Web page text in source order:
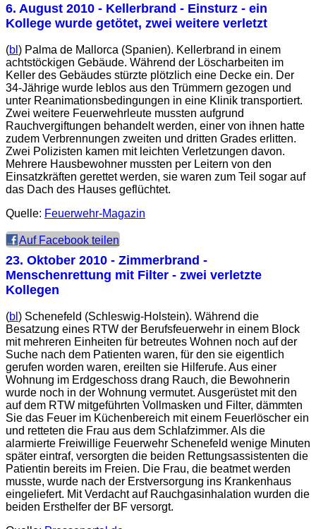
6. August 2010 - Kellerbrand - Einsturz - ein
Kollege wurde getötet, zwei weitere verletzt
(bl ) Palma de Mallorca (Spanien). Kellerbrand in einem
achtstöckigen Gebäude. Während der Löscharbeiten im
Keller des Gebäudes stürzte plötzlich eine Decke ein. Der
34-Jährige wurde leblos aus den Trümmern gezogen und
unter Reanimationsbedingungen in eine Klinik transportiert.
Zwei weitere Feuerwehrleute mussten aufgrund
Rauchvergiftungen behandelt werden, einer von ihnen hatte
zudem Verbrennungen zweiten und dritten Grades erlitten.
Zwei Polizisten kamen mit leichten Verletzungen davon.
Mehrere Hausbewohner mussten per Leitern von den
Einsatzkräften gerettet werden, sie waren zum Teil sogar auf
das Dach des Hauses geflüchtet.
Quelle: Feuerwehr-Magazin
Auf Facebook teilen
23. Oktober 2010 - Zimmerbrand -
Menschenrettung mit Filter - zwei verletzte
Kollegen
(bl ) Schenefeld (Schleswig-Holstein). Während die
Besatzung eines RTW der Berufsfeuerwehr in einem Block
mit mehreren Einheiten für betreutes Wohnen noch auf der
Suche nach dem Patienten waren, für den sie eigentlich
gerufen worden waren, ereilten sie Hilferufe. Aus einer
Wohnung im Erdgeschoss drang Rauch, die Bewohnerin
wurde noch in der Wohnung vermutet. Ausgerüstet mit den
auf dem RTW mitgeführten Vollmasken und Filter, dämmten
Sie das Feuer im Küchenbereich mit einem Feuerlöscher ein
und retteten die Frau aus dem Schlafzimmer. Als die
alarmierte Freiwillige Feuerwehr Schenefeld wenige Minuten
später eintraf, versorgten die beiden Rettungsassistenten die
Patientin bereits im Freien. Die Frau, die beatmet werden
musste, wurde nach der Erstversorgung ins Krankenhaus
eingeliefert. Mit Verdacht auf Rauchgasinhalation wurden die
beiden Ersthelfer der BF versorgt.